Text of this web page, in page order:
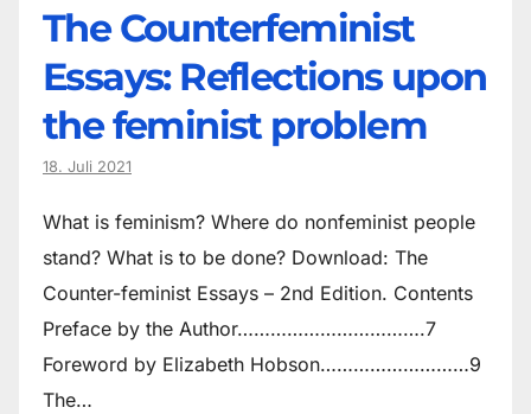
The Counter­feminist
Essays: Reflections upon
the feminist problem
18. Juli 2021
What is feminism? Where do non­feminist people
stand? What is to be done? Download: The
Counter-feminist Essays – 2nd Edition. Contents
Preface by the Author…………………………….7
Foreword by Elizabeth Hobson………………………9
The…